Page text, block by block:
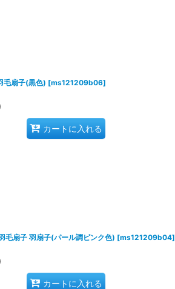
毛扇子(黒色) [ms121209b06]
カートに入れる
毛扇子 羽扇子(パール調ピンク色) [ms121209b04]
カートに入れる